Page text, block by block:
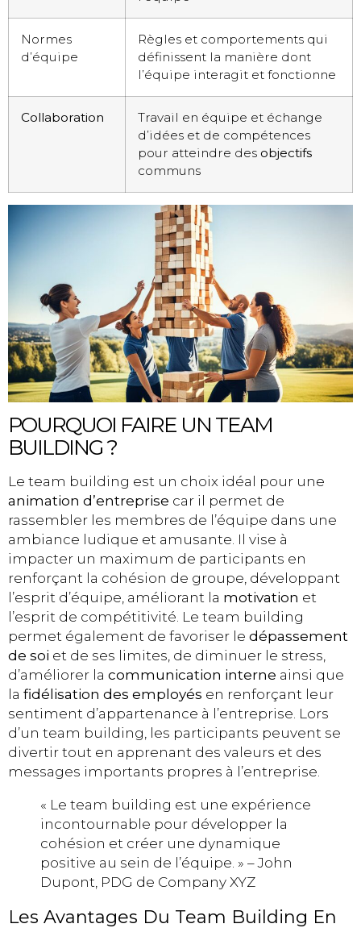
Normes
d’équipe
Règles et comportements qui
définissent la manière dont
l’équipe interagit et fonctionne
Collaboration
Travail en équipe et échange
d’idées et de compétences
pour atteindre des objectifs
communs
POURQUOI FAIRE UN TEAM
BUILDING ?
Le team building est un choix idéal pour une
animation d’entreprise car il permet de
rassembler les membres de l’équipe dans une
ambiance ludique et amusante. Il vise à
impacter un maximum de participants en
renforçant la cohésion de groupe, développant
l’esprit d’équipe, améliorant la motivation et
l’esprit de compétitivité. Le team building
permet également de favoriser le dépassement
de soi et de ses limites, de diminuer le stress,
d’améliorer la communication interne ainsi que
la fidélisation des employés en renforçant leur
sentiment d’appartenance à l’entreprise. Lors
d’un team building, les participants peuvent se
divertir tout en apprenant des valeurs et des
messages importants propres à l’entreprise.
« Le team building est une expérience
incontournable pour développer la
cohésion et créer une dynamique
positive au sein de l’équipe. » – John
Dupont, PDG de Company XYZ
Les Avantages Du Team Building En